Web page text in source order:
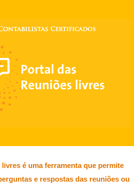
é uma ferramenta que permite
e respostas das reuniões ou